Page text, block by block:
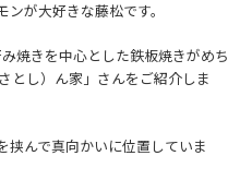
が大好きな藤松です。
焼きを中心とした鉄板焼きがめち
し）ん家」さんをご紹介しま
挟んで真向かいに位置していま